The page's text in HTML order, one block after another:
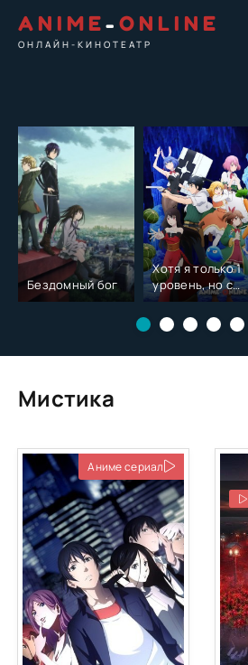
ANIME- ONLINE
ОНЛАЙН-КИНОТЕАТР
Бездомный бог
Хотя я только 1
уровень, но с
этим
уникальным
навыком я стану
Мистика
Аниме сериал